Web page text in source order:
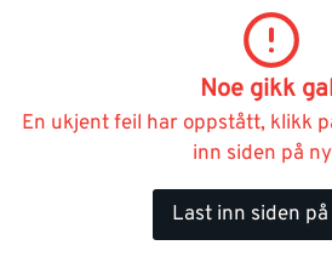
Noe gikk
En ukjent feil har oppstått, klikk
inn siden på
Last inn siden